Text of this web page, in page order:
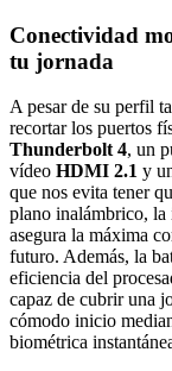
Conectividad
tu jornada
A pesar de su perfil
recortar los puertos
Thunderbolt 4, un
vídeo HDMI 2.1 y
que nos evita tener
plano inalámbrico, la
asegura la máxima
futuro. Además, la
eficiencia del
capaz de cubrir una
cómodo inicio
biométrica